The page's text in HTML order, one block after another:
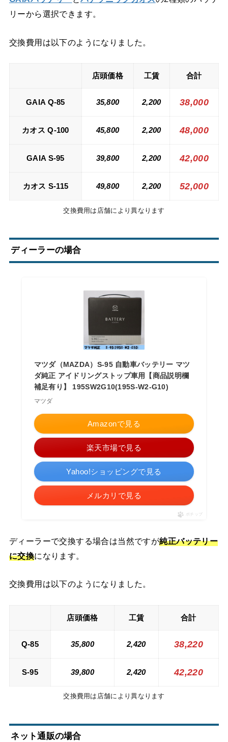
リーから選択できます。
交換費用は以下のようになりました。
店頭価格 工賃 合計
GAIA Q-85 35,800 2,200 38,000
カオス Q-100 45,800 2,200 48,000
GAIA S-95 39,800 2,200 42,000
カオス S-115 49,800 2,200 52,000
交換費用は店舗により異なります
ディーラーの場合
マツダ（MAZDA）S-95 自動車バッテリー マツ
ダ純正 アイドリングストップ車用【商品説明欄
補足有り】 195SW2G10(195S-W2-G10)
マツダ
Amazonで見る
楽天市場で見る
Yahoo!ショッピングで見る
メルカリで見る
ポチップ
ディーラーで交換する場合は当然ですが純正バッテリー
に交換になります。
交換費用は以下のようになりました。
店頭価格 工賃 合計
Q-85 35,800 2,420 38,220
S-95 39,800 2,420 42,220
交換費用は店舗により異なります
ネット通販の場合